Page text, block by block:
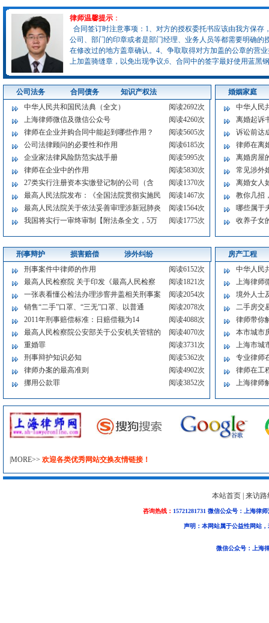
律师温馨提示 ：
合同签订时注意事项：1、对方的授权委托书应该由我方保存
公司、部门的印章或者是部门经理、业务人员等都需要明确的
在修改过的地方盖章确认。4、争取取得对方加盖的公章的营
上加盖骑缝章，以免出现争议;6、合同中的签字最好使用蓝黑
公司法务 合同债务
知识产权法
中华人民共和国民法典（全文）
阅读2692次
上海律师微信及微信公众号
阅读4260次
律师在企业并购合同中能起到哪些作用？
阅读5605次
公司法律顾问的必要性和作用
阅读6185次
企业家法律风险防范实战手册
阅读5995次
律师在企业中的作用
阅读5830次
27类实行注册资本实缴登记制的公司（含
阅读1370次
最高人民法院发布：《全国法院贯彻实施民
阅读1467次
最高人民法院关于依法妥善审理涉新冠肺炎
阅读1564次
我国将实行一审终审制【附法条全文，5万
阅读1775次
婚姻家庭
中华人民
离婚起诉
诉讼前达
律师在离
离婚房屋
常见涉外
离婚女人
教你几招
哪些属于
收养子女
刑事辩护 损害赔偿
涉外纠纷
刑事案件中律师的作用
阅读6152次
最高人民检察院 关于印发《最高人民检察
阅读1821次
一张表看懂公检法办理涉窨井盖相关刑事案
阅读2054次
销售“二手”口罩、“三无”口罩、以普通
阅读2078次
2011年刑事赔偿标准：日赔偿额为14
阅读4088次
最高人民检察院公安部关于公安机关管辖的
阅读4070次
重婚罪
阅读3731次
刑事辩护知识必知
阅读5362次
律师办案的最高准则
阅读4902次
挪用公款罪
阅读3852次
房产工程
中华人民
上海律师
境外人士
二手房交
律师带你
本市城市
上海市城
专业律师
律师在工
上海律师
|MORE>> 欢迎各类优秀网站交换友情链接！
本站首页 来访路
咨询热线： 15721281731 微信公众号：上海律
声明：本网站属于公益性网站
微信公众号：上海